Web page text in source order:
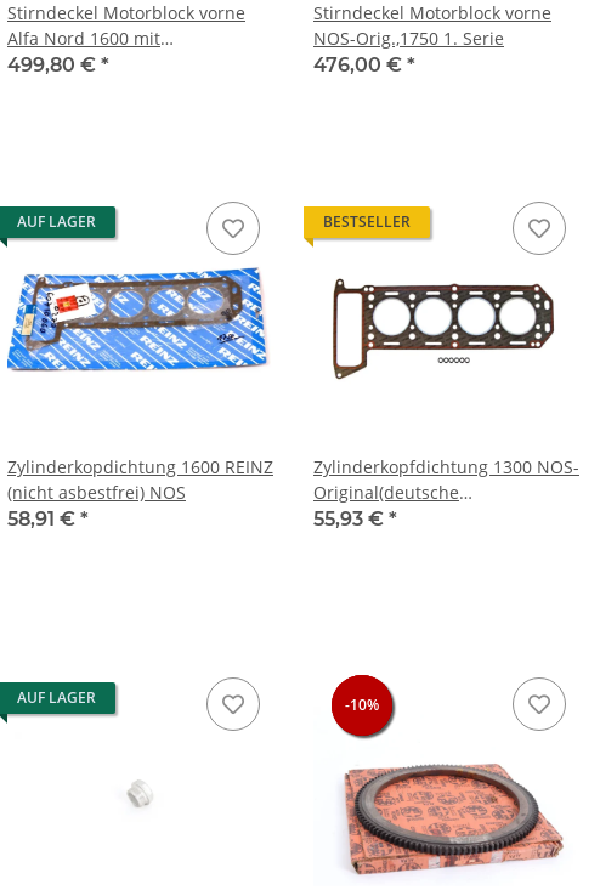
Stirndeckel Motorblock vorne
Alfa Nord 1600 mit
Drehstromgenerator NOS-
499,80 € *
Stirndeckel Motorblock vorne
NOS-Orig.,1750 1. Serie
476,00 € *
AUF LAGER
Zylinderkopdichtung 1600 REINZ
(nicht asbestfrei) NOS
58,91 € *
BESTSELLER
Zylinderkopfdichtung 1300 NOS-
Original(deutsche
Erstausrüsterqualität) NEU
55,93 € *
AUF LAGER -10%
-10%
-10%